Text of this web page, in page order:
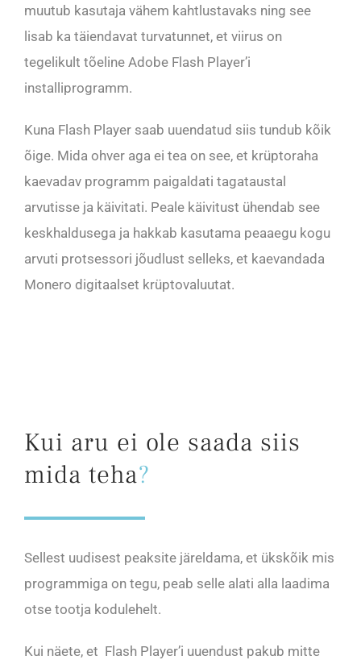
muutub kasutaja vähem kahtlustavaks ning see
lisab ka täiendavat turvatunnet, et viirus on
tegelikult tõeline Adobe Flash Player’i
installiprogramm.
Kuna Flash Player saab uuendatud siis tundub kõik
õige. Mida ohver aga ei tea on see, et krüptoraha
kaevadav programm paigaldati tagataustal
arvutisse ja käivitati. Peale käivitust ühendab see
keskhaldusega ja hakkab kasutama peaaegu kogu
arvuti protsessori jõudlust selleks, et kaevandada
Monero digitaalset krüptovaluutat.
Kui aru ei ole saada siis
mida teha?
Sellest uudisest peaksite järeldama, et ükskõik mis
programmiga on tegu, peab selle alati alla laadima
otse tootja kodulehelt.
Kui näete, et Flash Player’i uuendust pakub mitte